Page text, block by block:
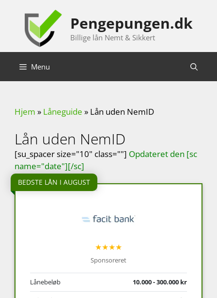
indhold
Pengepungen.dk
Billige lån Nemt & Sikkert
Menu
Hjem » Låneguide » Lån uden NemID
Lån uden NemID
[su_spacer size="10" class=""] Opdateret den [sc
name="date"][/sc]
BEDSTE LÅN I AUGUST
★★★★
Sponsoreret
Lånebeløb 10.000 - 300.000 kr